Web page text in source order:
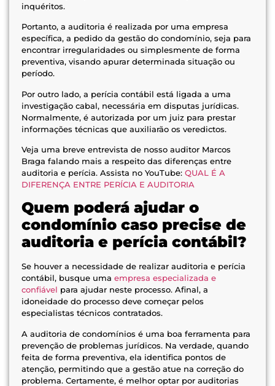
inquéritos.
Portanto, a auditoria é realizada por uma empresa
específica, a pedido da gestão do condomínio, seja para
encontrar irregularidades ou simplesmente de forma
preventiva, visando apurar determinada situação ou
período.
Por outro lado, a perícia contábil está ligada a uma
investigação cabal, necessária em disputas jurídicas.
Normalmente, é autorizada por um juiz para prestar
informações técnicas que auxiliarão os veredictos.
Veja uma breve entrevista de nosso auditor Marcos
Braga falando mais a respeito das diferenças entre
auditoria e perícia. Assista no YouTube: QUAL É A
DIFERENÇA ENTRE PERÍCIA E AUDITORIA
Quem poderá ajudar o
condomínio caso precise de
auditoria e perícia contábil?
Se houver a necessidade de realizar auditoria e perícia
contábil, busque uma empresa especializada e
confiável para ajudar neste processo. Afinal, a
idoneidade do processo deve começar pelos
especialistas técnicos contratados.
A auditoria de condomínios é uma boa ferramenta para
prevenção de problemas jurídicos. Na verdade, quando
feita de forma preventiva, ela identifica pontos de
atenção, permitindo que a gestão atue na correção do
problema. Certamente, é melhor optar por auditorias